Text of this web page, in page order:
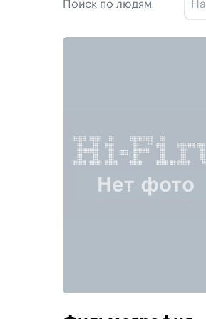
Поиск по людям